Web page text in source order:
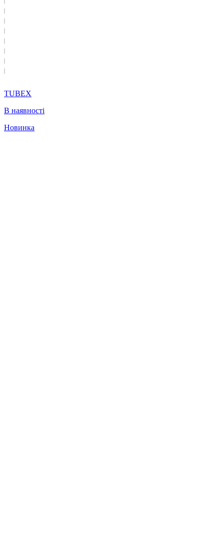
TUBEX
В наявності
Новинка